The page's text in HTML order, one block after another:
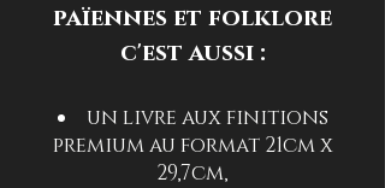
païennes et folklore
c'est aussi :
un livre aux finitions
premium au format 21cm x
29,7cm,